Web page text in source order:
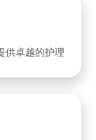
供卓越的护理